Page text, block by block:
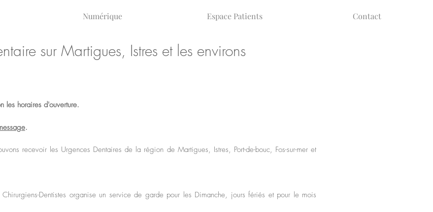
Numérique Espace Patients Contact
sur Martigues, Istres et les environs
les horaires d'ouverture.
.
recevoir les Urgences Dentaires de la région de Martigues, Istres, Port-de-bouc, Fos-sur-mer et
Dentistes organise un service de garde pour les Dimanche, jours fériés et pour le mois